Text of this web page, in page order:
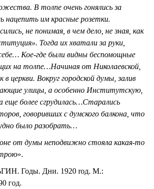
В толпе очень гонялись за
нацепить им красные розетки.
не понимая, в чем дело, не зная, как
Тогда их хватали за руки,
Кое-где были видны беспомощные
на толпе…Начиная от Николаевской,
в церкви. Вокруг городской думы, залив
улицы, а особенно Институтскую,
еще более сгрудилась…Старались
говоривших с думского балкона, что
было разобрать…
от думы неподвижно стояла какая-то
».
Годы. Дни. 1920 rод. М.:
год.